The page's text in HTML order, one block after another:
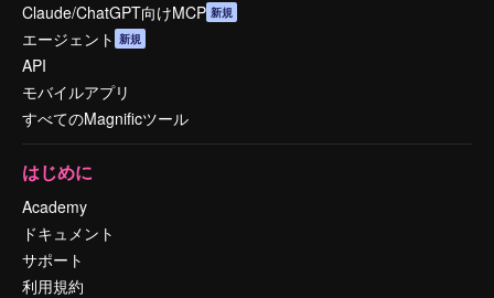
Claude/ChatGPT向けMCP 新規
エージェント 新規
API
モバイルアプリ
すべてのMagnificツール
はじめに
Academy
ドキュメント
サポート
利用規約